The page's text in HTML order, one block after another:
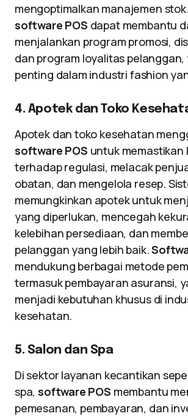
mengoptimalkan manajemen
software POS dapat membantu
menjalankan program promosi,
dan program loyalitas
penting dalam industri fashion
4. Apotek dan Toko
Apotek dan toko kesehatan
software POS untuk memastikan
terhadap regulasi, melacak
obatan, dan mengelola resep.
memungkinkan apotek untuk
yang diperlukan, mencegah
kelebihan persediaan, dan
pelanggan yang lebih baik.
mendukung berbagai metode
termasuk pembayaran asuransi,
menjadi kebutuhan khusus di
kesehatan.
5. Salon dan Spa
Di sektor layanan kecantikan
spa, software POS membantu
pemesanan, pembayaran, dan